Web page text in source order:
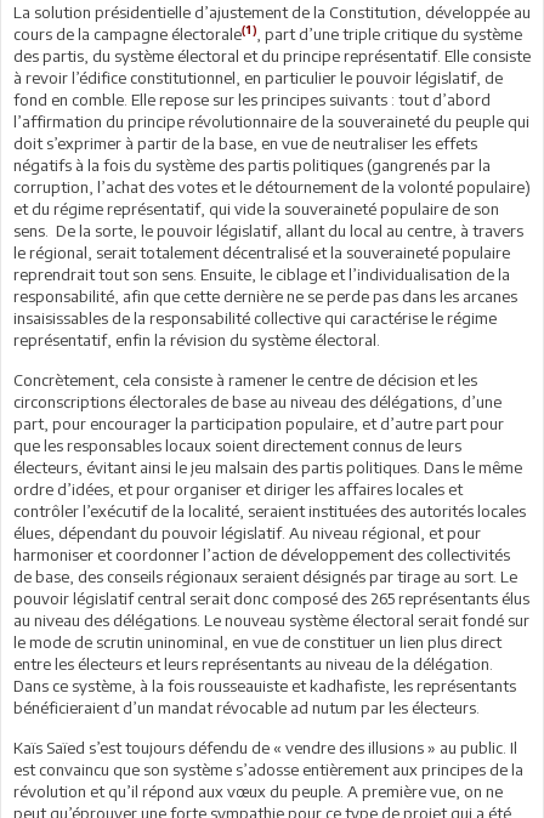
La solution présidentielle d’ajustement de la Constitution, développée au
cours de la campagne électorale(1)
, part d’une triple critique du système
des partis, du système électoral et du principe représentatif. Elle consiste
à revoir l’édifice constitutionnel, en particulier le pouvoir législatif, de
fond en comble. Elle repose sur les principes suivants : tout d’abord
l’affirmation du principe révolutionnaire de la souveraineté du peuple qui
doit s’exprimer à partir de la base, en vue de neutraliser les effets
négatifs à la fois du système des partis politiques (gangrenés par la
corruption, l’achat des votes et le détournement de la volonté populaire)
et du régime représentatif, qui vide la souveraineté populaire de son
sens. De la sorte, le pouvoir législatif, allant du local au centre, à travers
le régional, serait totalement décentralisé et la souveraineté populaire
reprendrait tout son sens. Ensuite, le ciblage et l’individualisation de la
responsabilité, afin que cette dernière ne se perde pas dans les arcanes
insaisissables de la responsabilité collective qui caractérise le régime
représentatif, enfin la révision du système électoral.
Concrètement, cela consiste à ramener le centre de décision et les
circonscriptions électorales de base au niveau des délégations, d’une
part, pour encourager la participation populaire, et d’autre part pour
que les responsables locaux soient directement connus de leurs
électeurs, évitant ainsi le jeu malsain des partis politiques. Dans le même
ordre d’idées, et pour organiser et diriger les affaires locales et
contrôler l’exécutif de la localité, seraient instituées des autorités locales
élues, dépendant du pouvoir législatif. Au niveau régional, et pour
harmoniser et coordonner l’action de développement des collectivités
de base, des conseils régionaux seraient désignés par tirage au sort. Le
pouvoir législatif central serait donc composé des 265 représentants élus
au niveau des délégations. Le nouveau système électoral serait fondé sur
le mode de scrutin uninominal, en vue de constituer un lien plus direct
entre les électeurs et leurs représentants au niveau de la délégation.
Dans ce système, à la fois rousseauiste et kadhafiste, les représentants
bénéficieraient d’un mandat révocable ad nutum par les électeurs.
Kaïs Saïed s’est toujours défendu de « vendre des illusions » au public. Il
est convaincu que son système s’adosse entièrement aux principes de la
révolution et qu’il répond aux vœux du peuple. A première vue, on ne
peut qu’éprouver une forte sympathie pour ce type de projet qui a été